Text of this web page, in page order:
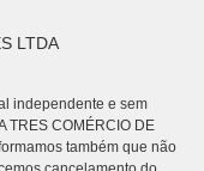
LTDA
independente e sem
TRES COMÉRCIO DE
também que não